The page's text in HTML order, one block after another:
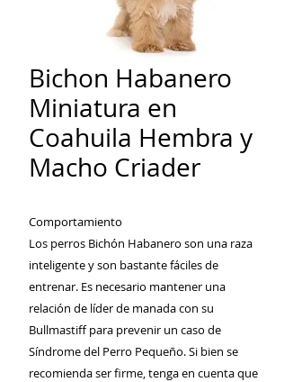
Bichon Habanero
Miniatura en
Coahuila Hembra y
Macho Criader
Comportamiento
Los perros Bichón Habanero son una raza
inteligente y son bastante fáciles de
entrenar. Es necesario mantener una
relación de líder de manada con su
Bullmastiff para prevenir un caso de
Síndrome del Perro Pequeño. Si bien se
recomienda ser firme, tenga en cuenta que